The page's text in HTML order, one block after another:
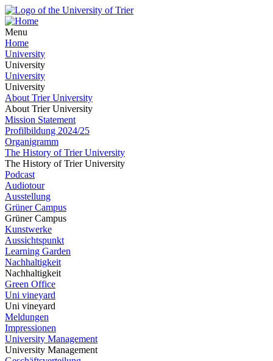
Menu
Home
University
University
University
University
About Trier University
About Trier University
Mission Statement
Profilbildung 2024/25
Organigramm
The History of Trier University
The History of Trier University
Podcast
Audiotour
Ausstellung
Grüner Campus
Grüner Campus
Kunstwerke
Aussichtspunkt
Learning Garden
Nachhaltigkeit
Nachhaltigkeit
Green Office
Uni vineyard
Uni vineyard
Meldungen
Impressionen
University Management
University Management